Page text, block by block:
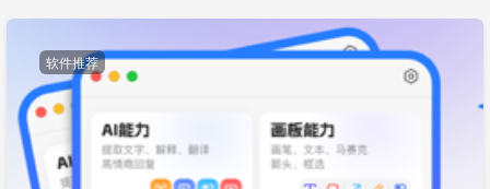
软件推荐